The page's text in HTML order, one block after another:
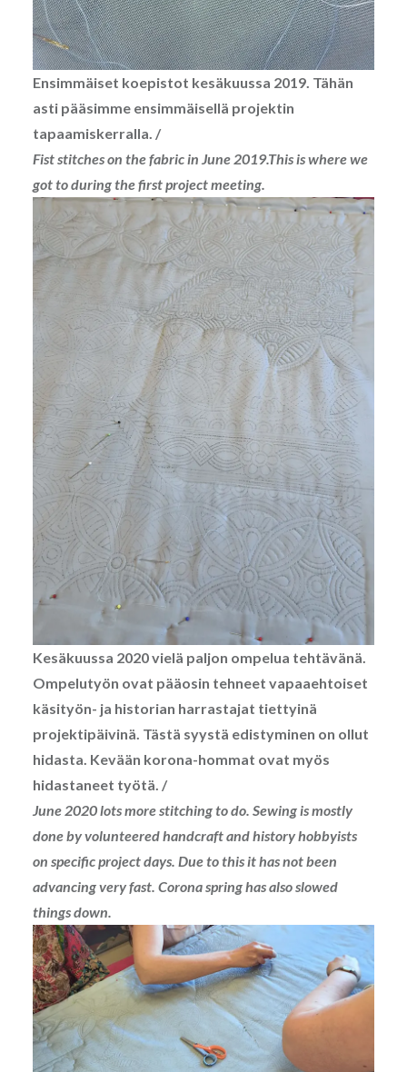
Ensimmäiset koepistot kesäkuussa 2019. Tähän
asti pääsimme ensimmäisellä projektin
tapaamiskerralla. /
Fist stitches on the fabric in June 2019.This is where we
got to during the first project meeting.
Kesäkuussa 2020 vielä paljon ompelua tehtävänä.
Ompelutyön ovat pääosin tehneet vapaaehtoiset
käsityön- ja historian harrastajat tiettyinä
projektipäivinä. Tästä syystä edistyminen on ollut
hidasta. Kevään korona-hommat ovat myös
hidastaneet työtä. /
June 2020 lots more stitching to do. Sewing is mostly
done by volunteered handcraft and history hobbyists
on specific project days. Due to this it has not been
advancing very fast. Corona spring has also slowed
things down.